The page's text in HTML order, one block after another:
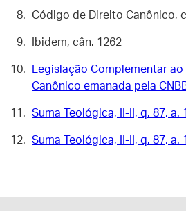
Código de Direito Canônico,
Ibidem, cân. 1262
Legislação Complementar
Canônico emanada pela
Suma Teológica, II-II, q. 87, a.
Suma Teológica, II-II, q. 87, a.